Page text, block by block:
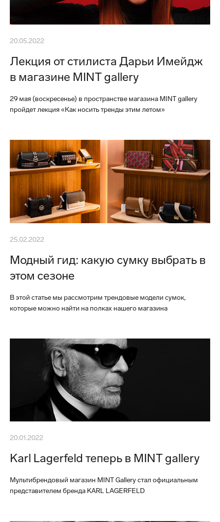
20.05.2022
Лекция от стилиста Дарьи Имейдж
в магазине MINT gallery
29 мая (воскресенье) в пространстве магазина MINT gallery
пройдет лекция «Как носить тренды этим летом»
25.02.2022
Модный гид: какую сумку выбрать в
этом сезоне
В этой статье мы рассмотрим трендовые модели сумок,
которые можно найти на полках нашего магазина
20.01.2022
Karl Lagerfeld теперь в MINT gallery
Мультибрендовый магазин MINT Gallery стал официальным
представителем бренда KARL LAGERFELD